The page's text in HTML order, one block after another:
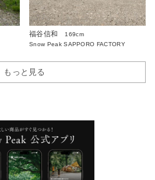
福谷信和
169cm
Snow Peak SAPPORO FACTORY
もっと見る